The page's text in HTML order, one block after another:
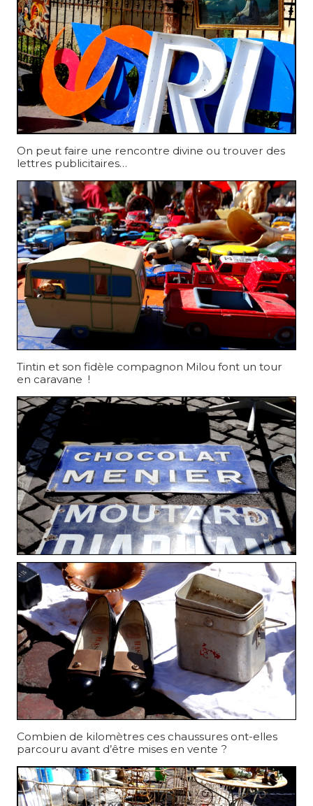
On peut faire une rencontre divine ou trouver des
lettres publicitaires…
Tintin et son fidèle compagnon Milou font un tour
en caravane !
Combien de kilomètres ces chaussures ont-elles
parcouru avant d’être mises en vente ?